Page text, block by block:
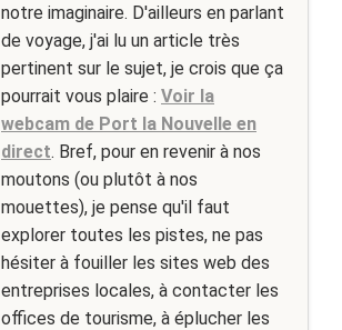
notre imaginaire. D'ailleurs en parlant
de voyage, j'ai lu un article très
pertinent sur le sujet, je crois que ça
pourrait vous plaire : Voir la
webcam de Port la Nouvelle en
direct. Bref, pour en revenir à nos
moutons (ou plutôt à nos
mouettes), je pense qu'il faut
explorer toutes les pistes, ne pas
hésiter à fouiller les sites web des
entreprises locales, à contacter les
offices de tourisme, à éplucher les